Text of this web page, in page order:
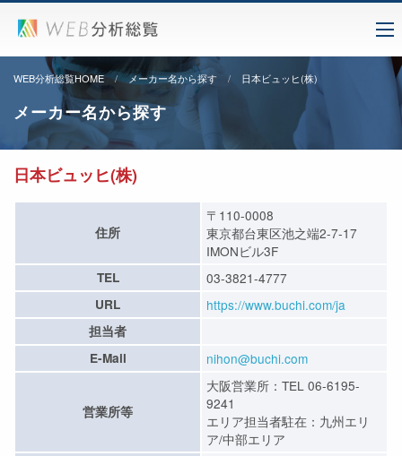
WEB分析総覧HOME メーカー名から探す 日本ビュッヒ(株)
メーカー名から探す
日本ビュッヒ(株)
住所
〒110-0008
東京都台東区池之端2-7-17
IMONビル3F
TEL 03-3821-4777
URL https://www.buchi.com/ja
担当者
E-Mail
nihon@buchi.com
営業所等
大阪営業所：TEL 06-6195-
9241
エリア担当者駐在：九州エリ
ア/中部エリア